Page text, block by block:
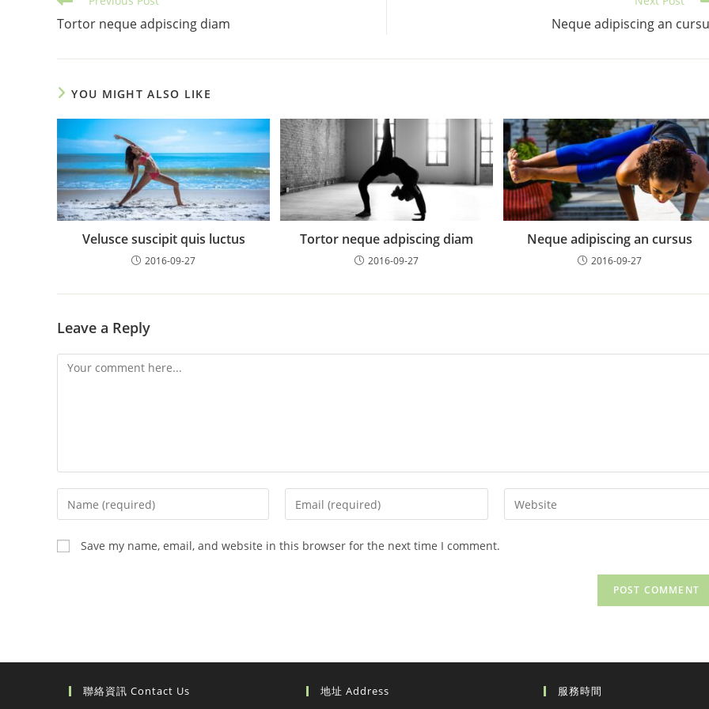
articles
Tortor neque adpiscing diam Neque adipiscing an
YOU MIGHT ALSO LIKE
Velusce suscipit quis luctus
2016-09-27
Tortor neque adpiscing diam
2016-09-27
Neque adipiscing an cursus
2016-09-27
Leave a Reply
Comment
Enter
your
name
or
Enter
your
Enter
your
Save my name, email, and website in this browser for the next time I comment.
聯絡資訊 Contact Us 地址 Address 服務時間